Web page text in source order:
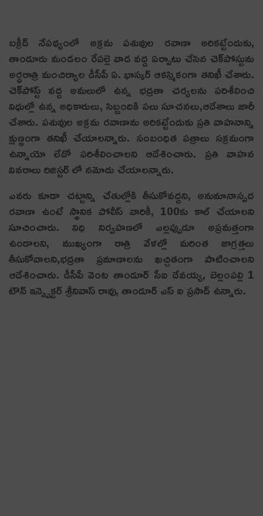
బక్రీద్ నేపథ్యంలో అక్రమ పశువుల రవాణా అరికట్టేందుకు,
తాండూరు మండలం రేపల్లె వాడ వద్ద ఏర్పాటు చేసిన చెక్‌పోస్టును
అర్ధరాత్రి మంచిర్యాల డీసీపీ ఏ. భాస్కర్ ఆకస్మికంగా తనిఖీ చేశారు.
చెక్‌పోస్ట్ వద్ద అమలులో ఉన్న భద్రతా చర్యలను పరిశీలించి
విధుల్లో ఉన్న అధికారులు, సిబ్బందికి పలు సూచనలు,ఆదేశాలు జారీ
చేశారు. పశువుల అక్రమ రవాణాను అరికట్టేందుకు ప్రతి వాహనాన్ని
క్షుణ్ణంగా తనిఖీ చేయాలన్నారు. సంబంధిత పత్రాలు సక్రమంగా
ఉన్నాయో లేదో పరిశీలించాలని ఆదేశించారు. ప్రతి వాహన
వివరాలు రిజిస్టర్ లో నమోదు చేయాలన్నారు.
ఎవరు కూడా చట్టాన్ని చేతుల్లోకి తీసుకోవద్దని, అనుమానాస్పద
రవాణా ఉంటే స్థానిక పోలీస్ వారికీ, 100కు కాల్ చేయాలని
సూచించారు. విధి నిర్వహణలో ఎల్లప్పుడూ అప్రమత్తంగా
ఉండాలని, ముఖ్యంగా రాత్రి వేళల్లో మరింత జాగ్రత్తలు
తీసుకోవాలని,భద్రతా ప్రమాణాలను ఖచ్చితంగా పాటించాలని
ఆదేశించారు. డీసీపీ వెంట తాండూర్ సీఐ దేవయ్య, బెల్లంపల్లి 1
టౌన్ ఇన్స్పెక్టర్ శ్రీనివాస్ రావు, తాండూర్ ఎస్ ఐ ప్రసాద్ ఉన్నారు.